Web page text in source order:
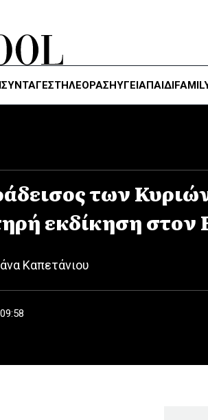
ΣΥΝΤΑΓΕΣΤΗΛΕΌΡΑΣΗΥΓΕΊΑΠΑΙΔΙ
των
εκδίκηση στον
Καπετάνιου